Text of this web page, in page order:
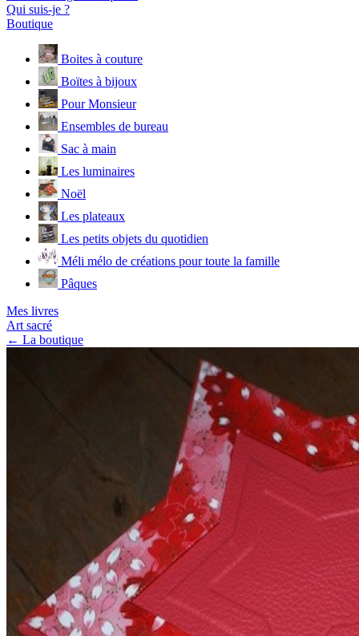
Qui suis-je ?
Boutique
Boites à couture
Boïtes à bijoux
Pour Monsieur
Ensembles de bureau
Sac à main
Les luminaires
Noël
Les plateaux
Les petits objets du quotidien
Méli mélo de créations pour toute la famille
Pâques
Mes livres
Art sacré
← La boutique